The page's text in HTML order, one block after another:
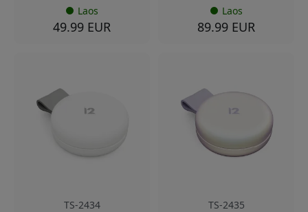
Laos
49.99 EUR
Laos
89.99 EUR
TS-2434
TS-2435